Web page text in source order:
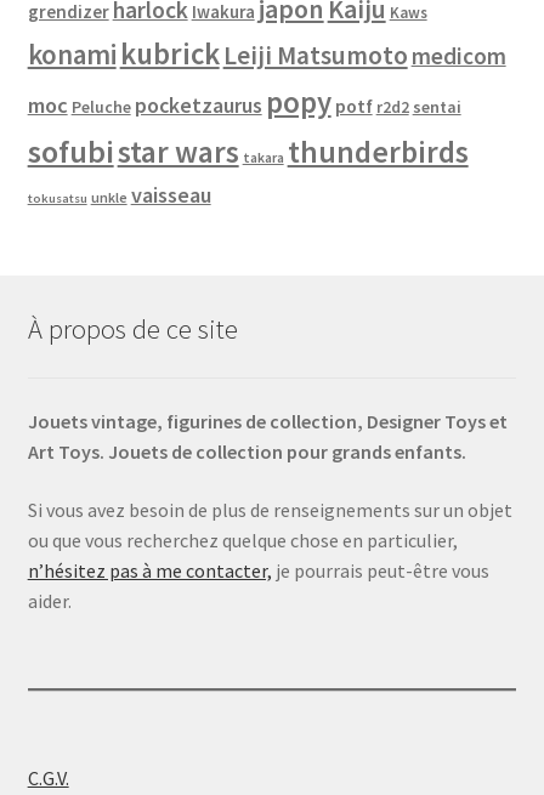
grendizer harlock Iwakura japon Kaiju Kaws
konami kubrickLeiji Matsumoto medicom
moc Peluche pocketzaurus popy potf r2d2 sentai
sofubistar wars takara thunderbirds
tokusatsu unkle vaisseau
À propos de ce site
Jouets vintage, figurines de collection, Designer Toys et
Art Toys. Jouets de collection pour grands enfants.
Si vous avez besoin de plus de renseignements sur un objet
ou que vous recherchez quelque chose en particulier,
n’hésitez pas à me contacter, je pourrais peut-être vous
aider.
C.G.V.